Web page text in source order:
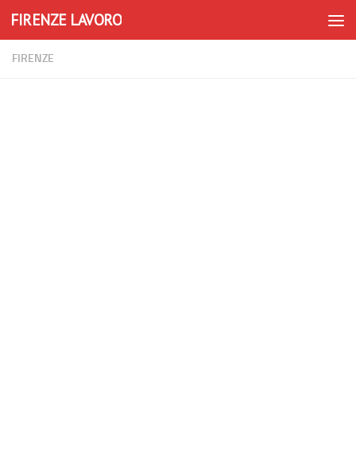
Skip to content
FIRENZE LAVORO
FIRENZE